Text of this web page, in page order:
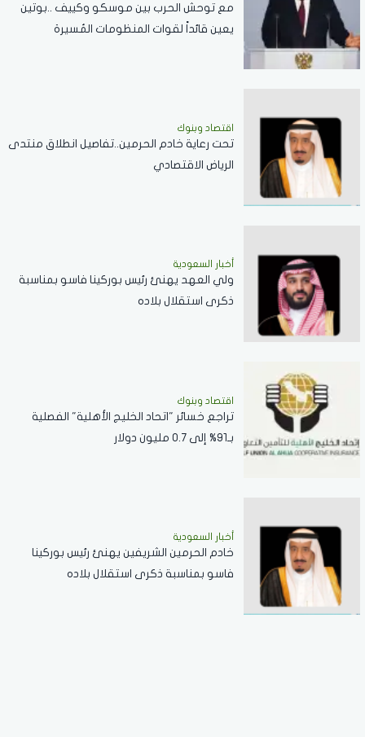
مع توحش الحرب بين موسكو وكييف ..بوتين
يعين قائداً لقوات المنظومات المُسيرة
اقتصاد وبنوك
تحت رعاية خادم الحرمين..تفاصيل انطلاق منتدى
الرياض الاقتصادي
أخبار السعودية
ولي العهد يهنئ رئيس بوركينا فاسو بمناسبة
ذكرى استقلال بلاده
اقتصاد وبنوك
تراجع خسائر "اتحاد الخليج الأهلية" الفصلية
بـ91% إلى 0.7 مليون دولار
أخبار السعودية
خادم الحرمين الشريفين يهنئ رئيس بوركينا
فاسو بمناسبة ذكرى استقلال بلاده